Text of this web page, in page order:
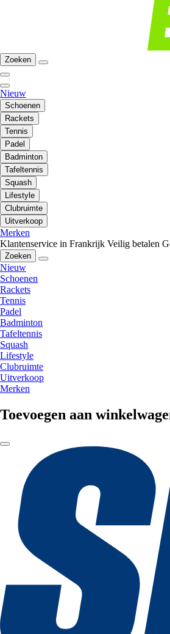
Zoeken
Nieuw
Schoenen
Rackets
Tennis
Padel
Badminton
Tafeltennis
Squash
Lifestyle
Clubruimte
Uitverkoop
Merken
Klantenservice in Frankrijk Veilig betalen
Zoeken
Nieuw
Schoenen
Rackets
Tennis
Padel
Badminton
Tafeltennis
Squash
Lifestyle
Clubruimte
Uitverkoop
Merken
Toevoegen aan